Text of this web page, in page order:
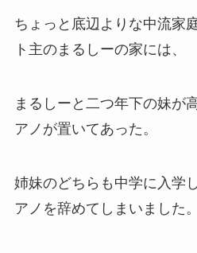
ちょっと底辺よりな中流家
ト主のまるしーの家には、
まるしーと二つ年下の妹が
アノが置いてあった。
姉妹のどちらも中学に入学
アノを辞めてしまいました。